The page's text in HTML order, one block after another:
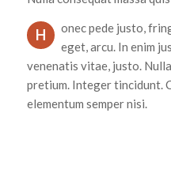
H
onec pede justo,
eget, arcu. In enim
venenatis vitae, justo.
pretium. Integer tincidunt.
elementum semper nisi.